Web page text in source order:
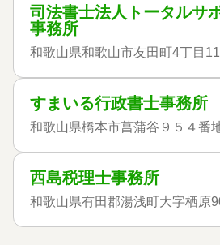
司法書士法人トータル
事務所
和歌山県和歌山市友田町4丁目
すまいる行政書士事務所
和歌山県橋本市菖蒲谷９５４番
西島税理士事務所
和歌山県有田郡湯浅町大字栖原